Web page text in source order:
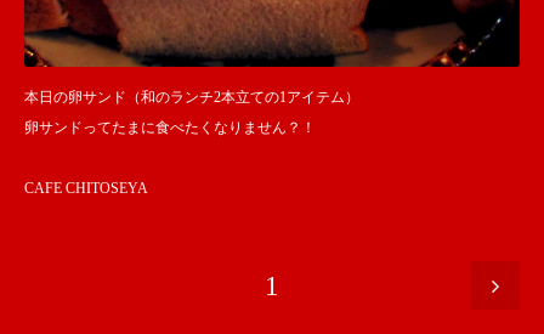
本日の卵サンド（和のランチ2本立ての1アイテム）
卵サンドってたまに食べたくなりません？！
CAFE CHITOSEYA
1